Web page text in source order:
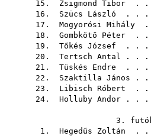
15. Zsigmond Tibor . .
16. Szücs László . .
17. Mogyorósi Mihály .
18. Gombkötő Péter . .
19. Tőkés József . .
20. Tertsch Antal . .
21. Tüskés Endre . .
22. Szaktilla János .
23. Libisch Róbert . .
24. Holluby Andor . .
3.
1. Hegedűs Zoltán . .